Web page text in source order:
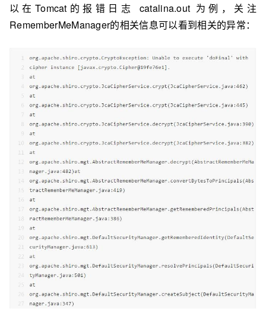
以在Tomcat的报错⽇志 catalina.out 为例，关注
RememberMeManager的相关信息可以看到相关的异常：